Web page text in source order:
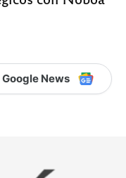
Google News